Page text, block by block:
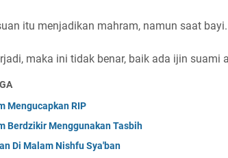
itu menjadikan mahram, namun saat bayi.
maka ini tidak benar, baik ada ijin suami
Mengucapkan RIP
Berdzikir Menggunakan Tasbih
Di Malam Nishfu Sya'ban